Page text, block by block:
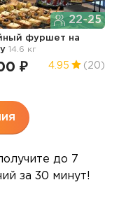
22-25
фуршет на
14.6 кг
₽ 4.95 (20)
до 7
за 30 минут!